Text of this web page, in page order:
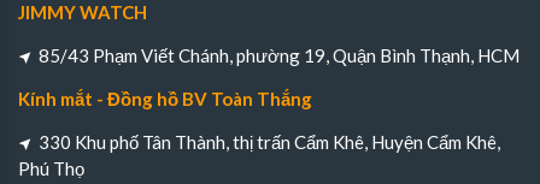
JIMMY WATCH
85/43 Phạm Viết Chánh, phường 19, Quận Bình Thạnh, HCM
Kính mắt - Đồng hồ BV Toàn Thắng
330 Khu phố Tân Thành, thị trấn Cẩm Khê, Huyện Cẩm Khê,
Phú Thọ